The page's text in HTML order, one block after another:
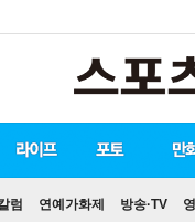
럼 연예가화제 방송·TV